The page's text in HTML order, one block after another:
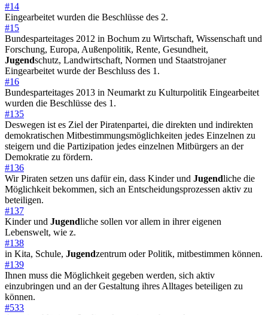
#14
Eingearbeitet wurden die Beschlüsse des 2.
#15
Bundesparteitages 2012 in Bochum zu Wirtschaft, Wissenschaft und
Forschung, Europa, Außenpolitik, Rente, Gesundheit,
Jugendschutz, Landwirtschaft, Normen und Staatstrojaner
Eingearbeitet wurde der Beschluss des 1.
#16
Bundesparteitages 2013 in Neumarkt zu Kulturpolitik Eingearbeitet
wurden die Beschlüsse des 1.
#135
Deswegen ist es Ziel der Piratenpartei, die direkten und indirekten
demokratischen Mitbestimmungsmöglichkeiten jedes Einzelnen zu
steigern und die Partizipation jedes einzelnen Mitbürgers an der
Demokratie zu fördern.
#136
Wir Piraten setzen uns dafür ein, dass Kinder und Jugendliche die
Möglichkeit bekommen, sich an Entscheidungsprozessen aktiv zu
beteiligen.
#137
Kinder und Jugendliche sollen vor allem in ihrer eigenen
Lebenswelt, wie z.
#138
in Kita, Schule, Jugendzentrum oder Politik, mitbestimmen können.
#139
Ihnen muss die Möglichkeit gegeben werden, sich aktiv
einzubringen und an der Gestaltung ihres Alltages beteiligen zu
können.
#533